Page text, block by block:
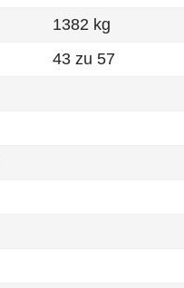
1382 kg
43 zu 57